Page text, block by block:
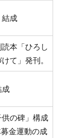
結成
本「ひろし
て」発刊。
成
供の碑」構成
金運動の成